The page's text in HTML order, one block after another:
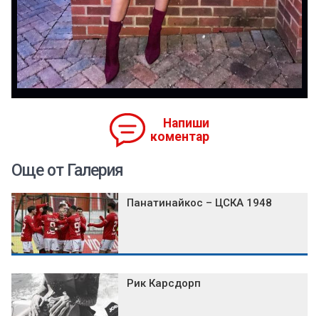
Напиши
коментар
Още от Галерия
Панатинайкос – ЦСКА 1948
Рик Карсдорп